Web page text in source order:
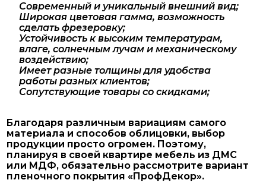
Современный и уникальный внешний вид;
Широкая цветовая гамма, возможность
сделать фрезеровку;
Устойчивость к высоким температурам,
влаге, солнечным лучам и механическому
воздействию;
Имеет разные толщины для удобства
работы разных клиентов;
Сопутствующие товары со скидками;
Благодаря различным вариациям самого
материала и способов облицовки, выбор
продукции просто огромен. Поэтому,
планируя в своей квартире мебель из ДМС
или МДФ, обязательно рассмотрите вариант
пленочного покрытия «ПрофДекор».